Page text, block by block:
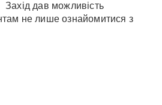
дав можливість
не лише ознайомитися з